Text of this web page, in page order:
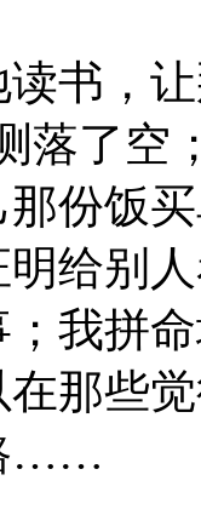
，让
落了空
份饭
给别
我拼
那些
……